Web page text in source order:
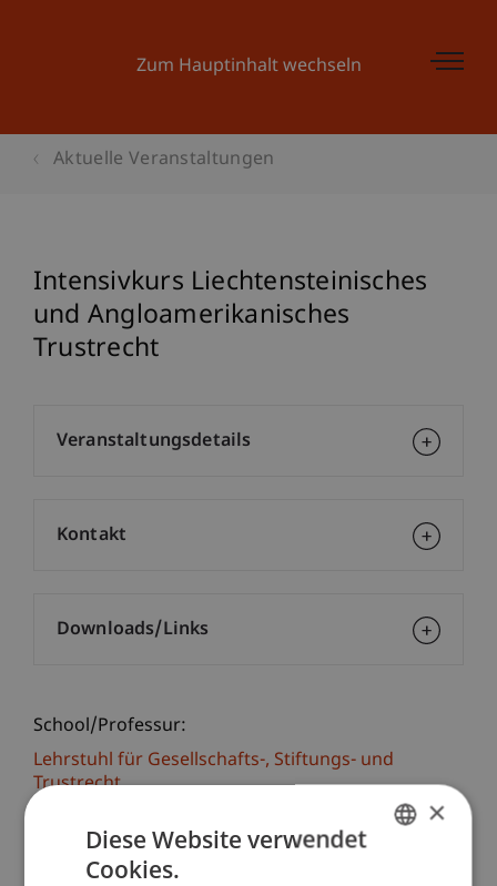
Zum Hauptinhalt wechseln
Aktuelle Veranstaltungen
Intensivkurs Liechtensteinisches
und Angloamerikanisches
Trustrecht
School/Professur:
Lehrstuhl für Gesellschafts-, Stiftungs- und
Trustrecht
Sie lernen im Intensivkurs „Liechtensteinisches
und Angloamerikanisches Trustrecht“, der
Veranstaltungsdetails
Kontakt
Downloads/Links
×
Diese Website verwendet
Cookies.